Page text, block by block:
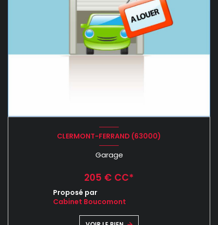
CLERMONT-FERRAND (63000)
Garage
205 € CC*
Proposé par
Cabinet Boucomont